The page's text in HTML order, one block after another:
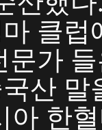
클
문가
산 말
아 한